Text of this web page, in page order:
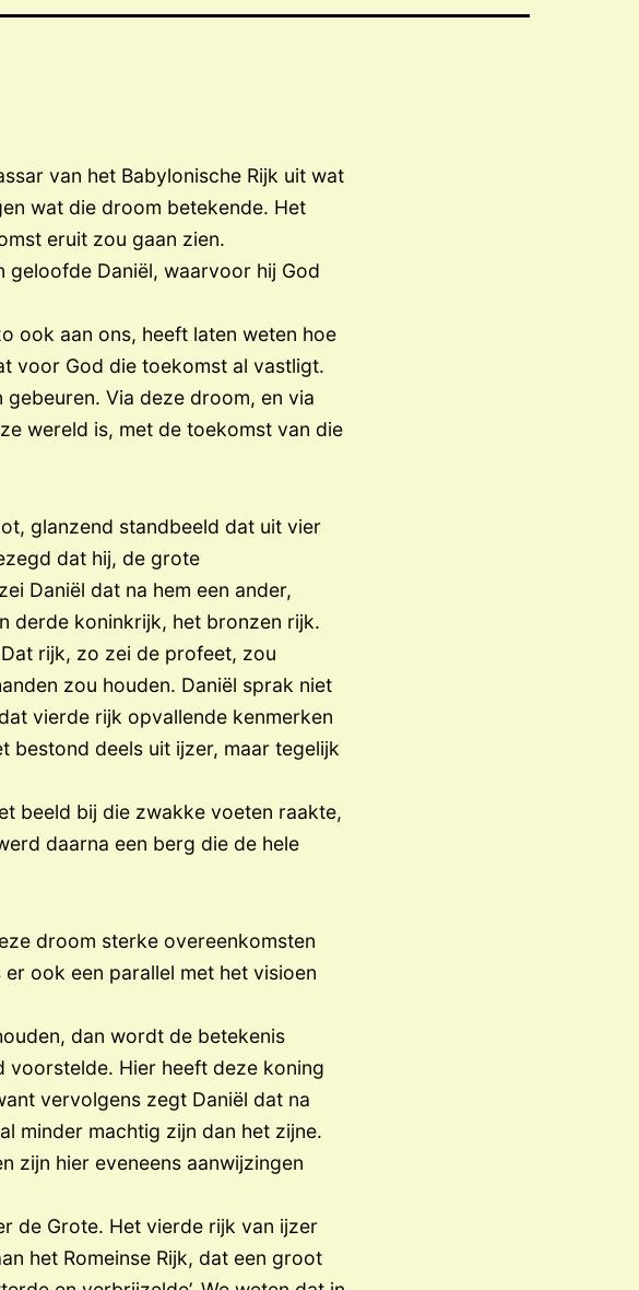
van het Babylonische Rijk uit wat
wat die droom betekende. Het
eruit zou gaan zien.
geloofde Daniël, waarvoor hij God
ook aan ons, heeft laten weten hoe
voor God die toekomst al vastligt.
Via deze droom, en via
wereld is, met de toekomst van die
glanzend standbeeld dat uit vier
dat hij, de grote
Daniël dat na hem een ander,
derde koninkrijk, het bronzen rijk.
rijk, zo zei de profeet, zou
zou houden. Daniël sprak niet
vierde rijk opvallende kenmerken
bestond deels uit ijzer, maar tegelijk
beeld bij die zwakke voeten raakte,
daarna een berg die de hele
droom sterke overeenkomsten
ook een parallel met het visioen
dan wordt de betekenis
voorstelde. Hier heeft deze koning
vervolgens zegt Daniël dat na
minder machtig zijn dan het zijne.
zijn hier eveneens aanwijzingen
de Grote. Het vierde rijk van ijzer
het Romeinse Rijk, dat een groot